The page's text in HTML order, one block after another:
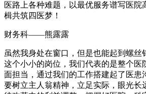
医路上各种难题，以最优服务谱写医院
楫共筑四医梦！
财务科——熊露露
虽然我身处在窗口，但是也能起到螺丝
这个小小的岗位，我们代表的是整个医
面担当，通过我们的工作搭建起了医患
要树立主人翁精神，立足实际，眼光长